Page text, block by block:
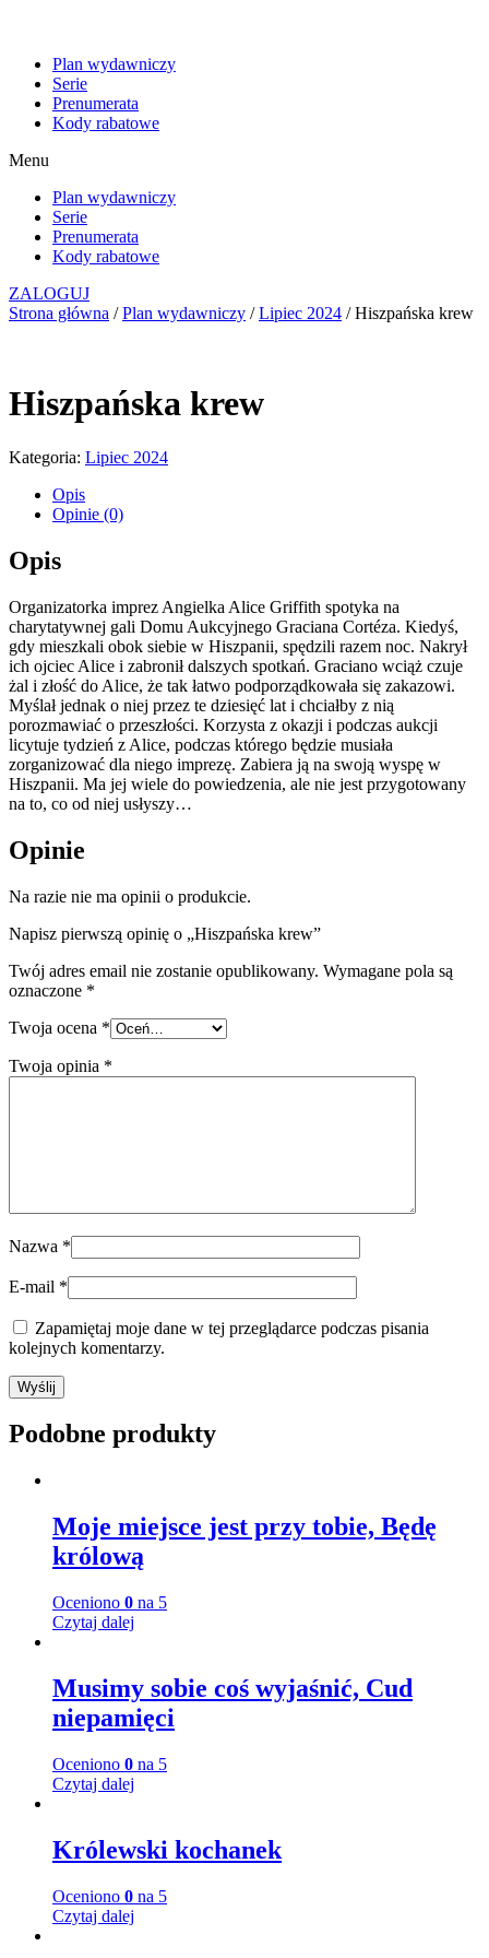
Plan wydawniczy
Serie
Prenumerata
Kody rabatowe
Menu
Plan wydawniczy
Serie
Prenumerata
Kody rabatowe
ZALOGUJ
Strona główna /Plan wydawniczy /Lipiec 2024 / Hiszpańska krew
Hiszpańska krew
Kategoria: Lipiec 2024
Opis
Opinie (0)
Opis
Organizatorka imprez Angielka Alice Griffith spotyka na
charytatywnej gali Domu Aukcyjnego Graciana Cortéza. Kiedyś,
gdy mieszkali obok siebie w Hiszpanii, spędzili razem noc. Nakrył
ich ojciec Alice i zabronił dalszych spotkań. Graciano wciąż czuje
żal i złość do Alice, że tak łatwo podporządkowała się zakazowi.
Myślał jednak o niej przez te dziesięć lat i chciałby z nią
porozmawiać o przeszłości. Korzysta z okazji i podczas aukcji
licytuje tydzień z Alice, podczas którego będzie musiała
zorganizować dla niego imprezę. Zabiera ją na swoją wyspę w
Hiszpanii. Ma jej wiele do powiedzenia, ale nie jest przygotowany
na to, co od niej usłyszy…
Opinie
Na razie nie ma opinii o produkcie.
Napisz pierwszą opinię o „Hiszpańska krew”
Twój adres email nie zostanie opublikowany. Wymagane pola są
oznaczone *
Twoja ocena *
Twoja opinia *
Nazwa *
E-mail *
Zapamiętaj moje dane w tej przeglądarce podczas pisania
kolejnych komentarzy.
Podobne produkty
Moje miejsce jest przy tobie, Będę
królową
Oceniono 0 na 5
Czytaj dalej
Musimy sobie coś wyjaśnić, Cud
niepamięci
Oceniono 0 na 5
Czytaj dalej
Królewski kochanek
Oceniono 0 na 5
Czytaj dalej